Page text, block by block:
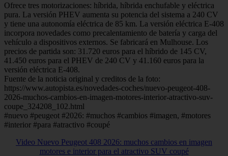
Ofrece tres motorizaciones: híbrida, híbrida enchufable y eléctrica
pura. La versión PHEV aumenta su potencia del sistema a 240 CV
y tiene una autonomía eléctrica de 85 km. La versión eléctrica E-408
incorpora novedades como precalentamiento de batería y carga del
vehículo a dispositivos externos. Se fabricará en Mulhouse. Los
precios de partida son: 31.720 euros para el híbrido de 145 CV,
41.450 euros para el PHEV de 240 CV y 41.160 euros para la
versión eléctrica E-408.
Fuente de la noticia original y creditos de la foto:
https://www.autopista.es/novedades-coches/nuevo-peugeot-408-
2026-muchos-cambios-en-imagen-motores-interior-atractivo-suv-
coupe_324208_102.html
#nuevo #peugeot #2026: #muchos #cambios #imagen, #motores
#interior #para #atractivo #coupé
Video Nuevo Peugeot 408 2026: muchos cambios en imagen
motores e interior para el atractivo SUV coupé